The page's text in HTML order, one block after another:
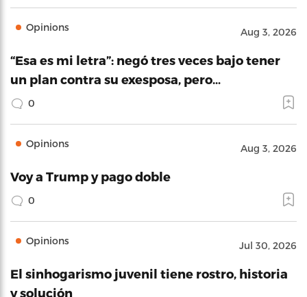
Opinions Aug 3, 2026
“Esa es mi letra”: negó tres veces bajo tener
un plan contra su exesposa, pero…
0
Opinions Aug 3, 2026
Voy a Trump y pago doble
0
Opinions Jul 30, 2026
El sinhogarismo juvenil tiene rostro, historia
y solución